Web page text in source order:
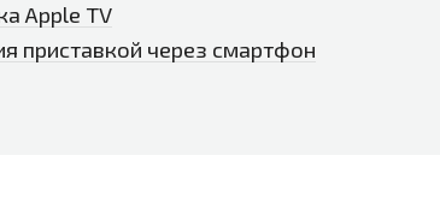
Apple TV
приставкой через смартфон